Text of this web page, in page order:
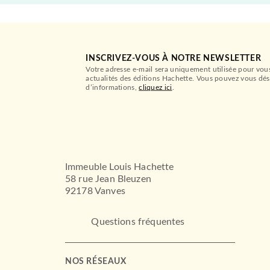
INSCRIVEZ-VOUS À NOTRE NEWSLETTER
Votre adresse e-mail sera uniquement utilisée pour
actualités des éditions Hachette. Vous pouvez vous
d’informations,cliquez ici
Immeuble Louis Hachette
58 rue Jean Bleuzen
92178 Vanves
Questions fréquentes
NOS RÉSEAUX